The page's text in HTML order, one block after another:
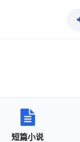
短篇小说